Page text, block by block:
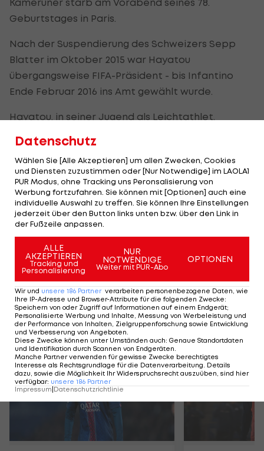
Geburtstages in Paris.
Nach der Suspendierung des Schweizers Sepp
Blatter im Oktober 2015 war Hayatou
übergangsweise FIFA-Präsident - bis Infantino
Ende Februar 2016 ins Amt gewählt wurde.
Hayatou, in seiner Jugend als Leichtathlet,
den afrikanischen Verband CAF von 1988 bis 2017
und war IOC-Mitglied.
"Als leidenschaftlicher Sportfan und IOC-Mitglied
hat er sein Leben der Sportverwaltung und der
FIFA gewidmet. Mein Beileid gilt seiner Familie,
Freunden, ehemaligen Kollegen und allen, die ihn
kannten. Ruhe in Frieden", würdigte FIFA-Präsident
Gianni Infantino seinen Vorgänger an der Spitze
des Weltverbands.
Mehr zum Thema
Datenschutz
Wählen Sie [Alle Akzeptieren] um allen Zwecken, Cookies
und Diensten zuzustimmen oder [Nur Notwendige] im LAOLA1
PUR Modus, ohne Tracking uns Peronsalisierung von
Werbung fortzufahren. Sie können mit [Optionen] auch eine
individuelle Auswahl zu treffen. Sie können Ihre Einstellungen
jederzeit über den Button links unten bzw. über den Link in
der Fußzeile anpassen.
ALLE
AKZEPTIEREN
Tracking und
Personalisierung
NUR
NOTWENDIGE
Weiter mit PUR-Abo
OPTIONEN
Wir und unsere 186 Partner verarbeiten personenbezogene Daten, wie
Ihre IP-Adresse und Browser-Attribute für die folgenden Zwecke:
Speichern von oder Zugriff auf Informationen auf einem Endgerät;
Personalisierte Werbung und Inhalte, Messung von Werbeleistung und
der Performance von Inhalten, Zielgruppenforschung sowie Entwicklung
und Verbesserung von Angeboten.
Diese Zwecke können unter Umständen auch: Genaue Standortdaten
und Identifikation durch Scannen von Endgeräten.
Manche Partner verwenden für gewisse Zwecke berechtigtes
Interesse als Rechtsgrundlage für die Datenverarbeitung. Details
dazu, sowie die Möglichkeit Ihr Widerspruchsrecht auszuüben, sind hier
verfügbar: unsere 186 Partner
Impressum Datenschutzrichtlinie